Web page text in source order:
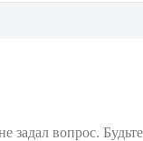
задал вопрос.